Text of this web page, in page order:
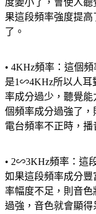
果這段頻率強度提
了。
• 4KHz頻率：這個
是1∽4KHz所以人耳
率成分過少，聽覺
個頻率成分過強了
電台頻率不正時，播
• 2∽3KHz頻率：這
如果這段頻率成分
率幅度不足，則音
過強，音色就會顯得